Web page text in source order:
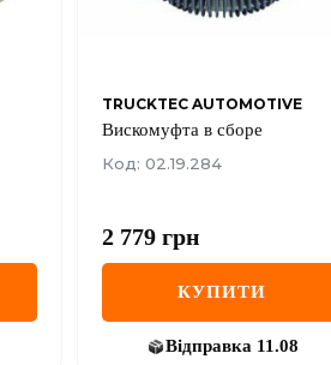
TRUCKTEC AUTOMOTIVE
Вискомуфта в сборе
Код: 02.19.284
2 779 грн
КУПИТИ
Відправка 11.08